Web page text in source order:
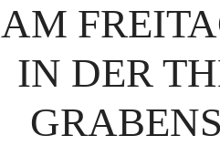
AM
IN DER